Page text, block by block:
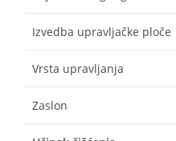
Izvedba upravljačke ploče
Vrsta upravljanja
Zaslon